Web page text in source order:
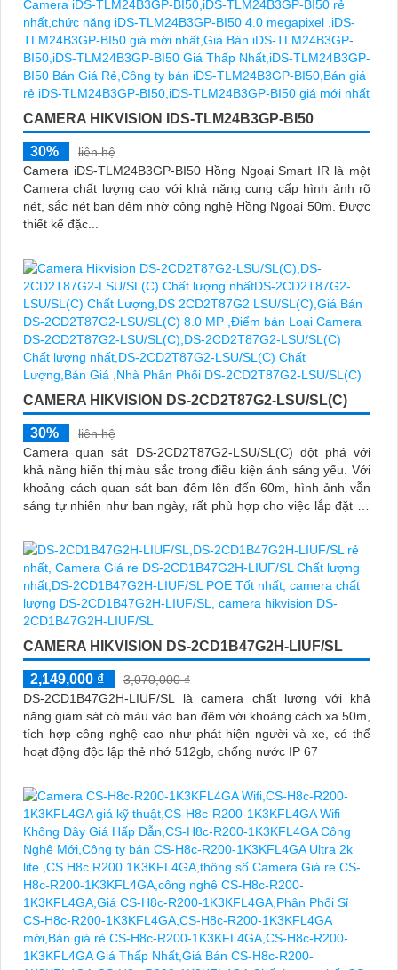
CAMERA HIKVISION IDS-TLM24B3GP-BI50
30%
liên hệ
Camera iDS-TLM24B3GP-BI50 Hồng Ngoại Smart IR là một
Camera chất lượng cao với khả năng cung cấp hình ảnh rõ
nét, sắc nét ban đêm nhờ công nghệ Hồng Ngoại 50m. Được
thiết kế đặc...
CAMERA HIKVISION DS-2CD2T87G2-LSU/SL(C)
30%
liên hệ
Camera quan sát DS-2CD2T87G2-LSU/SL(C) đột phá với
khả năng hiển thị màu sắc trong điều kiện ánh sáng yếu. Với
khoảng cách quan sát ban đêm lên đến 60m, hình ảnh vẫn
sáng tự nhiên như ban ngày, rất phù hợp cho việc lắp đặt tại
CAMERA HIKVISION DS-2CD1B47G2H-LIUF/SL
2,149,000 ₫
3,070,000 ₫
DS-2CD1B47G2H-LIUF/SL là camera chất lượng với khả
năng giám sát có màu vào ban đêm với khoảng cách xa 50m,
tích hợp công nghệ cao như phát hiện người và xe, có thể
hoạt động độc lập thẻ nhớ 512gb, chống nước IP 67